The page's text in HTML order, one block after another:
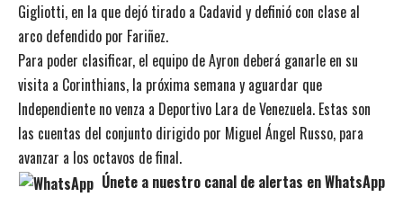
Gigliotti, en la que dejó tirado a Cadavid y definió con clase al
arco defendido por Fariñez.
Para poder clasificar, el equipo de Ayron deberá ganarle en su
visita a Corinthians, la próxima semana y aguardar que
Independiente no venza a Deportivo Lara de Venezuela. Estas son
las cuentas del conjunto dirigido por Miguel Ángel Russo, para
avanzar a los octavos de final.
Únete a nuestro canal de alertas en WhatsApp